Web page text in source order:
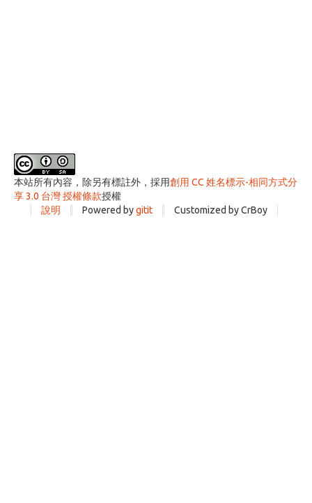
本站所有內容，除另有標註外，採用創用 CC 姓名標示-相同方式分
享 3.0 台灣 授權條款授權
說明
Powered bygitit Customized by CrBoy